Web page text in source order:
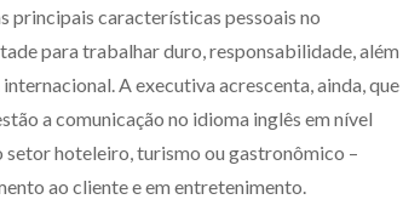
principais características pessoais no
para trabalhar duro, responsabilidade, além
A executiva acrescenta, ainda, que
a comunicação no idioma inglês em nível
hoteleiro, turismo ou gastronômico –
ao cliente e em entretenimento.